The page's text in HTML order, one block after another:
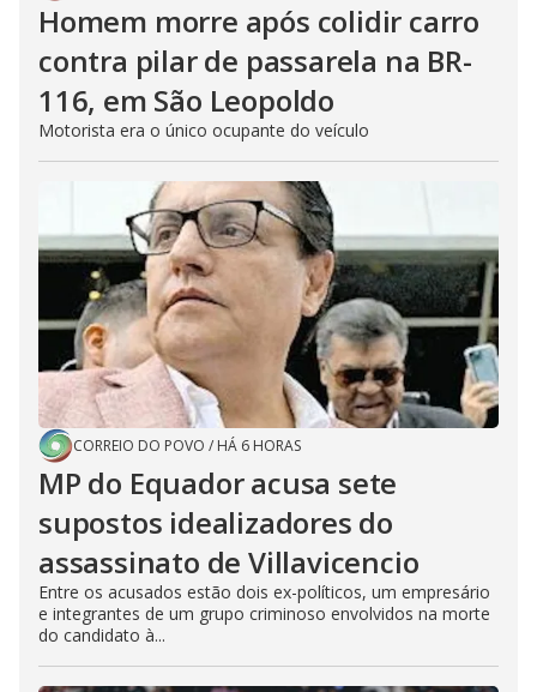
Homem morre após colidir carro
contra pilar de passarela na BR-
116, em São Leopoldo
Motorista era o único ocupante do veículo
CORREIO DO POVO / HÁ 6 HORAS
MP do Equador acusa sete
supostos idealizadores do
assassinato de Villavicencio
Entre os acusados estão dois ex-políticos, um empresário
e integrantes de um grupo criminoso envolvidos na morte
do candidato à...